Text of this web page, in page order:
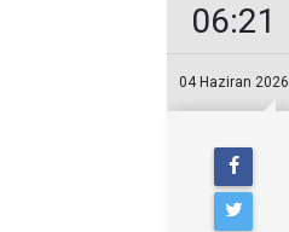
06:21
04 Haziran 2026